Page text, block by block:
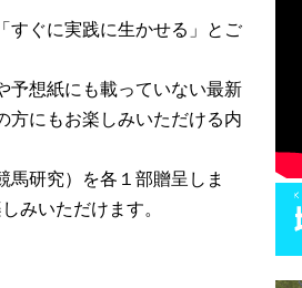
すぐに実践に生かせる」とご
予想紙にも載っていない最新
方にもお楽しみいただける内
研究）を各１部贈呈しま
みいただけます。